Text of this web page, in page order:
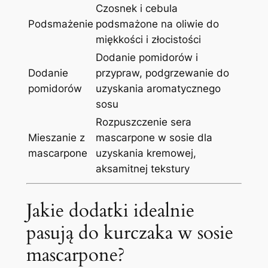
Podsmażenie
Czosnek i cebula
podsmażone na oliwie do
miękkości i złocistości
Dodanie
pomidorów
Dodanie pomidorów i
przypraw, podgrzewanie do
uzyskania aromatycznego
sosu
Mieszanie z
mascarpone
Rozpuszczenie sera
mascarpone w sosie dla
uzyskania kremowej,
aksamitnej tekstury
Jakie dodatki idealnie
pasują do kurczaka w sosie
mascarpone?